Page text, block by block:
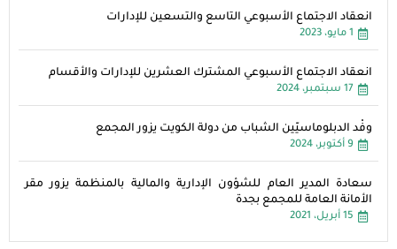
انعقاد الاجتماع الأسبوعي التاسع والتسعين للإدارات
1 مايو، 2023
انعقاد الاجتماع الأسبوعي المشترك العشرين للإدارات والأقسام
17 سبتمبر، 2024
وفْد الدبلوماسيّين الشباب من دولة الكويت يزور المجمع
9 أكتوبر، 2024
سعادة المدير العام للشؤون الإدارية والمالية بالمنظمة يزور مقر
الأمانة العامة للمجمع بجدة
15 أبريل، 2021